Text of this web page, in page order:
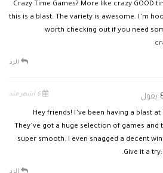
Crazy Time Games? More like crazy GOOD
this is a blast. The variety is awesome. I’m
worth checking out if you need
الرد
يقول
Hey friends! I’ve been having a blast
They’ve got a huge selection of games and
super smooth. I even snagged a decent
Give it a try:
.